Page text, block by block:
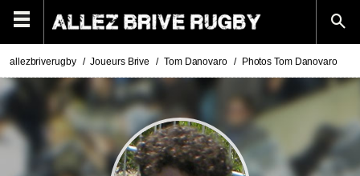
allezbriverugby Joueurs Brive Tom Danovaro Photos Tom Danovaro